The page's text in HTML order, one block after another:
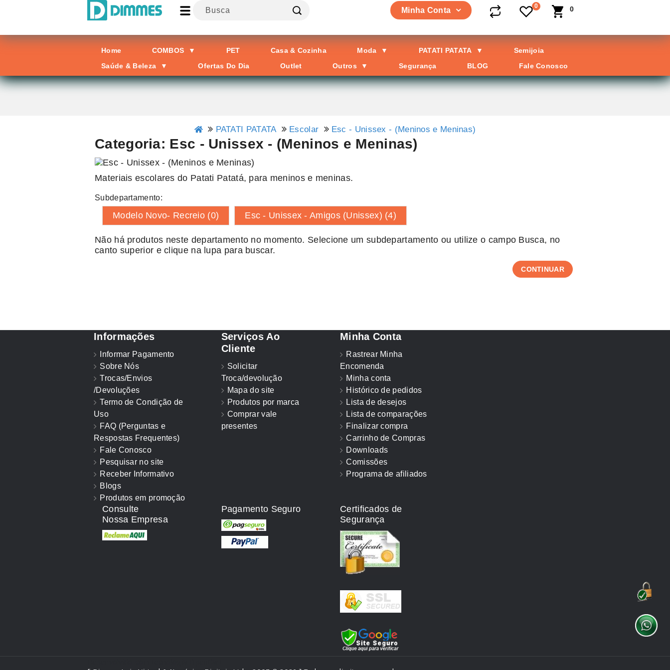
0 0
Minha Conta
Home COMBOS ▼ PET Casa & Cozinha Moda ▼ PATATI PATATA ▼
Semijoia
Saúde & Beleza ▼ Ofertas Do Dia Outlet Outros ▼ Segurança BLOG Fale Conosco
PATATI PATATA Escolar Esc - Unissex - (Meninos e Meninas)
Categoria: Esc - Unissex - (Meninos e Meninas)
Materiais escolares do Patati Patatá, para meninos e meninas.
Subdepartamento:
Modelo Novo- Recreio (0) Esc - Unissex - Amigos (Unissex) (4)
Não há produtos neste departamento no momento. Selecione um subdepartamento ou utilize o campo Busca, no
canto superior e clique na lupa para buscar.
CONTINUAR
Informações
Informar Pagamento
Sobre Nós
Trocas/Envios
/Devoluções
Termo de Condição de
Uso
FAQ (Perguntas e
Respostas Frequentes)
Fale Conosco
Pesquisar no site
Receber Informativo
Blogs
Produtos em promoção
Serviços Ao
Cliente
Solicitar
Troca/devolução
Mapa do site
Produtos por marca
Comprar vale
presentes
Minha Conta
Rastrear Minha
Encomenda
Minha conta
Histórico de pedidos
Lista de desejos
Lista de comparações
Finalizar compra
Carrinho de Compras
Downloads
Comissões
Programa de afiliados
Consulte
Nossa Empresa
Pagamento Seguro
Certificados de
Segurança